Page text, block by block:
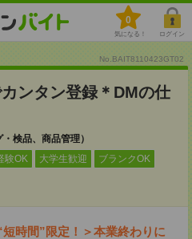
0
気になる！ ログイン
No.BAIT8110423GT02
ンタン登録＊DMの仕
検品、商品管理）
験OK 大学生歓迎 ブランクOK
時間”限定！＞本業終わりに